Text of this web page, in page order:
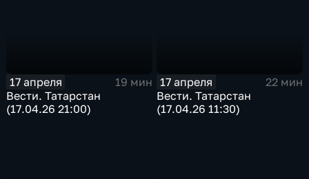
17 апреля
19 мин
Вести. Татарстан
(17.04.26 21:00)
17 апреля
22 мин
Вести. Татарстан
(17.04.26 11:30)